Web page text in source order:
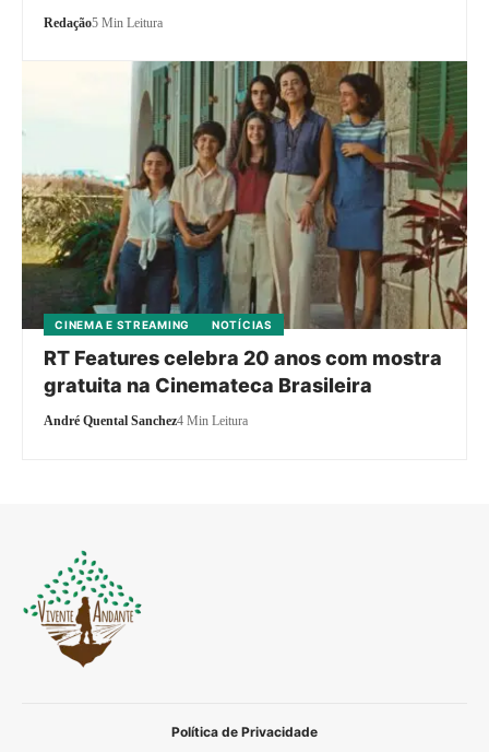
Redação5 Min Leitura
CINEMA E STREAMING NOTÍCIAS
RT Features celebra 20 anos com mostra
gratuita na Cinemateca Brasileira
André Quental Sanchez4 Min Leitura
Política de Privacidade